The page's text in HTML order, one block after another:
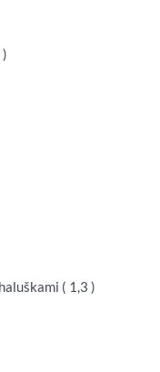
( 1,3 )